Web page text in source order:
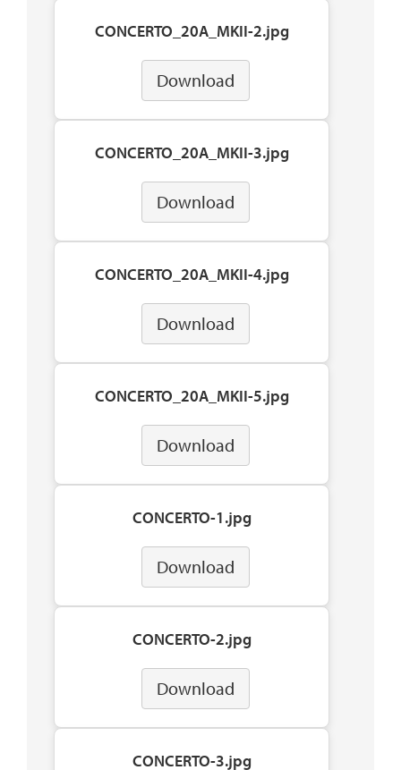
CONCERTO_20A_MKII-2.jpg
Download
CONCERTO_20A_MKII-3.jpg
Download
CONCERTO_20A_MKII-4.jpg
Download
CONCERTO_20A_MKII-5.jpg
Download
CONCERTO-1.jpg
Download
CONCERTO-2.jpg
Download
CONCERTO-3.jpg